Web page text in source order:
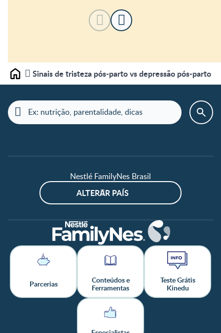
Home Sinais de tristeza pós-parto vs depressão pós-parto
Nestlé FamilyNes Brasil
ALTERAR PAÍS
Parcerias
Conteúdos e
Ferramentas
Teste Grátis
Kinedu